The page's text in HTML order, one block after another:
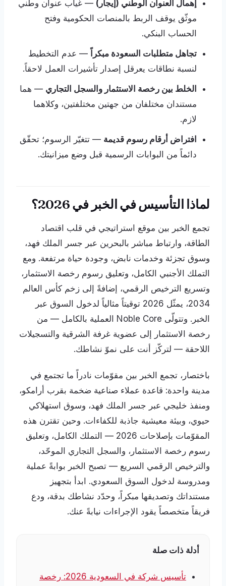
إهمال العنوان الوطني (إيجار) — غياب عنوان وطني
موثّق يوقف الربط بالمنصات الحكومية وفتح
الحساب البنكي.
تجاهل متطلبات السعودة مبكراً
— عدم التخطيط
لنسبة نطاقات يعرقل إصدار تأشيرات العمل لاحقاً.
الخلط بين رخصة الاستثمار والسجل التجاري — هما
مستندان مختلفان من جهتين مختلفتين، وكلاهما
لازم.
افتراض أرقام رسوم قديمة — تتغيّر الرسوم؛ تحقّق
دائماً من البوابات الرسمية قبل وضع ميزانيتك.
لماذا التأسيس في الخبر في 2026؟
تجمع الخبر بين موقع استراتيجي في قلب اقتصاد
الطاقة، وارتباط مباشر بالبحرين عبر جسر الملك فهد،
وسوق تجزئة وخدمات نابض، وجودة حياة مرتفعة. ومع
التملك الأجنبي الكامل، وتعليق رسوم رخصة الاستثمار،
وتسريع الترخيص الرقمي، إضافةً إلى زخم كأس العالم
2034، يمثّل 2026 توقيتاً مثالياً لدخول السوق عبر
الخبر. وتتولّى Noble Core العملية بالكامل — من
رخصة الاستثمار إلى عضوية غرفة الشرقية والتسجيلات
اللاحقة — لتركّز أنت على نموّ نشاطك.
باختصار، تجمع الخبر بين مقوّمات نادراً ما تجتمع في
مدينة واحدة: قاعدة عملاء صناعية ضخمة بقرب أرامكو،
ومنفذ خليجي عبر جسر الملك فهد، وسوق استهلاكي
حيوي، وبيئة معيشية جاذبة للكفاءات. وحين تقترن هذه
المقوّمات بإصلاحات 2026 — التملك الكامل، وتعليق
رسوم رخصة الاستثمار، والسجل التجاري الموحّد،
والترخيص الرقمي السريع — تصبح الخبر بوابةً عملية
ومدروسة لدخول السوق السعودي. ابدأ بتجهيز
مستنداتك وتصديقها مبكراً، وحدّد نشاطك بدقة، ودع
فريقاً متخصصاً يقود الإجراءات نيابةً عنك.
أدلة ذات صلة
تأسيس شركة في السعودية 2026: رخصة